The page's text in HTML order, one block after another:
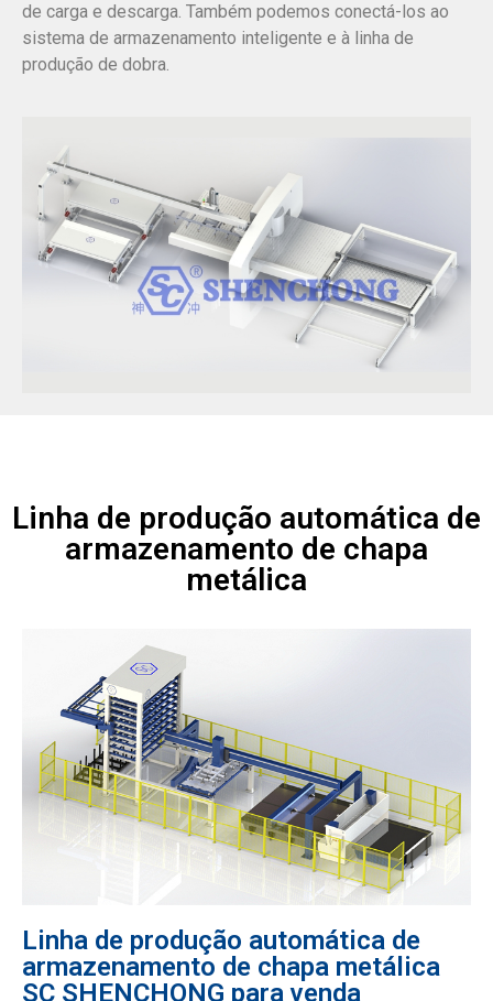
de carga e descarga. Também podemos conectá-los ao
sistema de armazenamento inteligente e à linha de
produção de dobra.
Linha de produção automática de
armazenamento de chapa
metálica
Linha de produção automática de
armazenamento de chapa metálica
SC SHENCHONG para venda